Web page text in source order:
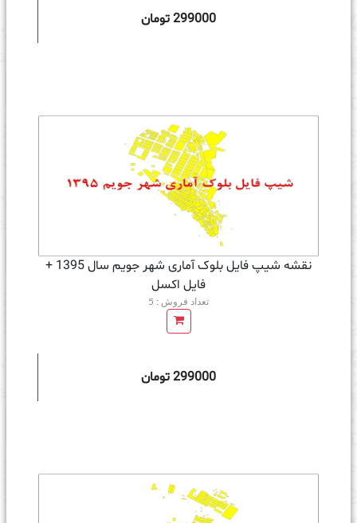
299000 تومان
نقشه شیپ فایل بلوک آماری شهر جویم سال 1395 +
فايل اكسل
تعداد فروش : 5
299000 تومان